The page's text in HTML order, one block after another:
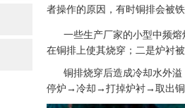
者操作的原因，有时铜排会被
一些生产厂家的小型中频熔
在铜排上使其烧穿；二是炉衬
铜排烧穿后造成冷却水外溢
停炉→冷却→打掉炉衬→取出